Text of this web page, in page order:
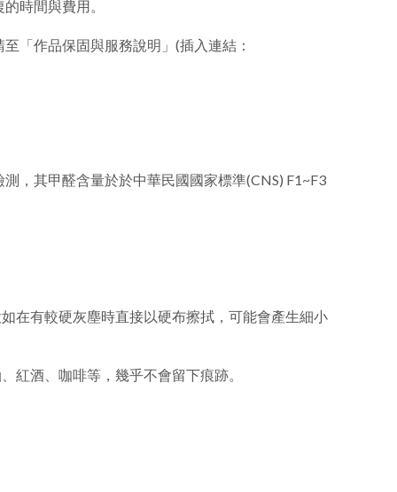
時間與費用。
「作品保固與服務說明」(插入連結：
，其甲醛含量於於中華民國國家標準(CNS) F1~F3
在有較硬灰塵時直接以硬布擦拭，可能會產生細小
紅酒、咖啡等，幾乎不會留下痕跡。